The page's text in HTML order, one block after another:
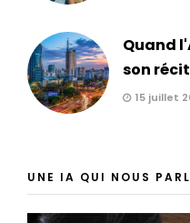
Quand
son
15 juillet
UNE IA QUI NOUS